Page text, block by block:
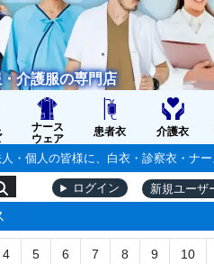
介護服の専門店
ナース
ウェア
患者衣 介護衣
・個人の皆様に、白衣・診察衣・ナ
ログイン 新規ユーザ
4 5 6 7 8 9 10